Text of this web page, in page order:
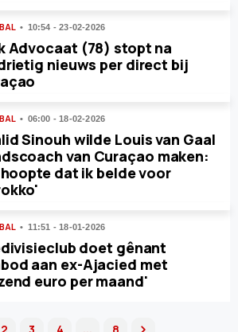
10:54 - 23-02-2026
Advocaat (78) stopt na
nieuws per direct bij
06:00 - 18-02-2026
Sinouh wilde Louis van Gaal
van Curaçao maken:
dat ik belde voor
11:51 - 18-01-2026
doet gênant
aan ex-Ajacied met
euro per maand'